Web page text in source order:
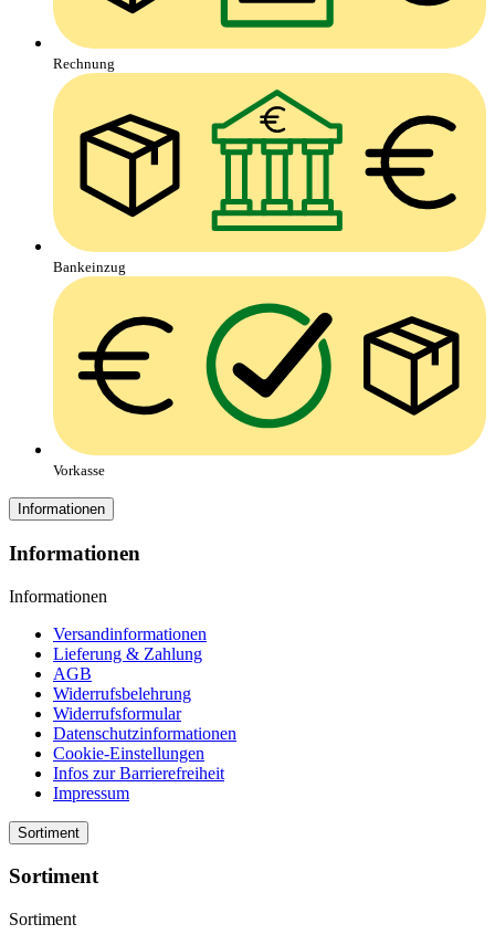
Rechnung
Bankeinzug
Vorkasse
Informationen
Informationen
Informationen
Versandinformationen
Lieferung & Zahlung
AGB
Widerrufsbelehrung
Widerrufsformular
Datenschutzinformationen
Cookie-Einstellungen
Infos zur Barrierefreiheit
Impressum
Sortiment
Sortiment
Sortiment